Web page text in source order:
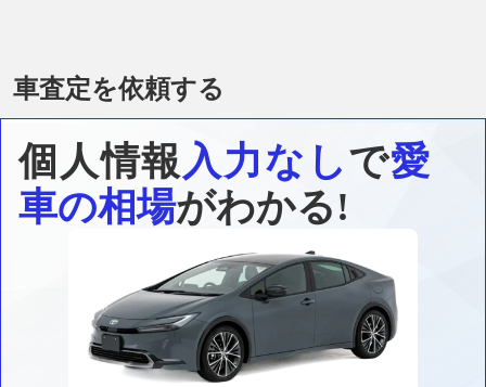
車査定を依頼する
個人情報入力なしで愛
車の相場がわかる!